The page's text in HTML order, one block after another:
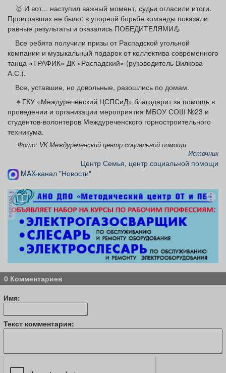
🥇 И вот... наступил важный момент, судьи огласили итоги.
Проигравших не было: в упорной борьбе команды показали
равные результаты и оказались ПОБЕДИТЕЛЯМИ💪
Все ребята получили призы от Распадской угольной
компании и музыкальный подарок от коллектива современного
танца «ТРАФИК» ДК «Распадский» (руководитель Вилкова
А.С.).
Все, уставшие, но довольные, разошлись по домам.
🔸ГКУ «Междуреченский ЦСПСиД» благодарит за помощь в
проведении и организации мероприятия МБОУ СОШ №23 и
студентов-волонтеров Междуреченского горностроительного
техникума.
Фото: VK Междуреченский центр социальной помощи
Источник
Центр Семья, центр социальной помощи
MAX-канал "Новости"
реклама
0 Комментариев
Имя:
Текст комментария: